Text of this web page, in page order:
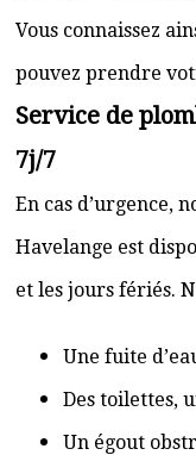
Vous connaissez
pouvez prendre
Service de
7j/7
En cas d’urgence,
Havelange est
et les jours fériés.
Une fuite
Des toilettes,
Un égout